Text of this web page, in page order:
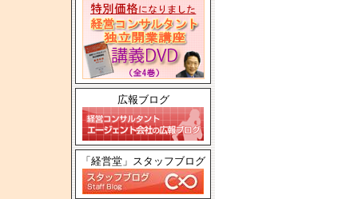
広報ブログ
「経営堂」スタッフブログ